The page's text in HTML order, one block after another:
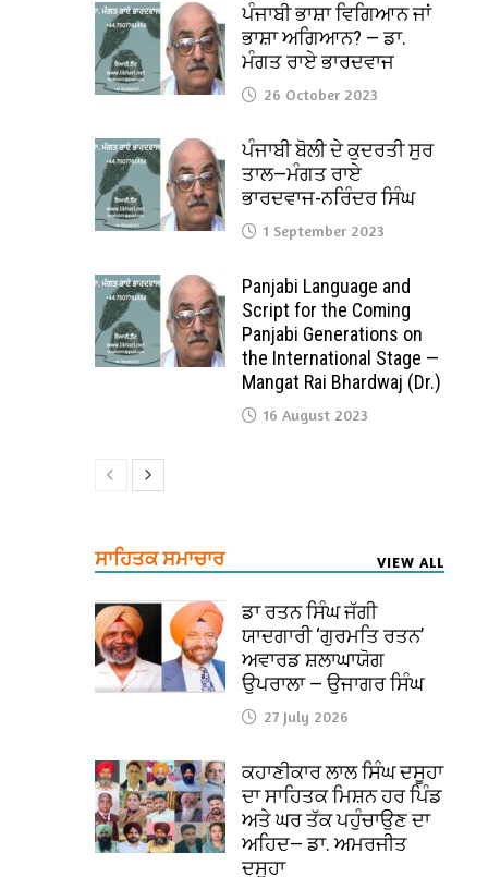
ਪੰਜਾਬੀ ਭਾਸ਼ਾ ਵਿਗਿਆਨ ਜਾਂ
ਭਾਸ਼ਾ ਅਗਿਆਨ? — ਡਾ.
ਮੰਗਤ ਰਾਏ ਭਾਰਦਵਾਜ
26 October 2023
ਪੰਜਾਬੀ ਬੋਲੀ ਦੇ ਕੁਦਰਤੀ ਸੁਰ
ਤਾਲ—ਮੰਗਤ ਰਾਏ
ਭਾਰਦਵਾਜ-ਨਰਿੰਦਰ ਸਿੰਘ
1 September 2023
Panjabi Language and
Script for the Coming
Panjabi Generations on
the International Stage —
Mangat Rai Bhardwaj (Dr.)
16 August 2023
ਸਾਹਿਤਕ ਸਮਾਚਾਰ VIEW ALL
ਡਾ ਰਤਨ ਸਿੰਘ ਜੱਗੀ
ਯਾਦਗਾਰੀ ‘ਗੁਰਮਤਿ ਰਤਨ’
ਅਵਾਰਡ ਸ਼ਲਾਘਾਯੋਗ
ਉਪਰਾਲਾ — ਉਜਾਗਰ ਸਿੰਘ
27 July 2026
ਕਹਾਣੀਕਾਰ ਲਾਲ ਸਿੰਘ ਦਸੂਹਾ
ਦਾ ਸਾਹਿਤਕ ਮਿਸ਼ਨ ਹਰ ਪਿੰਡ
ਅਤੇ ਘਰ ਤੱਕ ਪਹੁੰਚਾਉਣ ਦਾ
ਅਹਿਦ— ਡਾ. ਅਮਰਜੀਤ
ਦਸੂਹਾ